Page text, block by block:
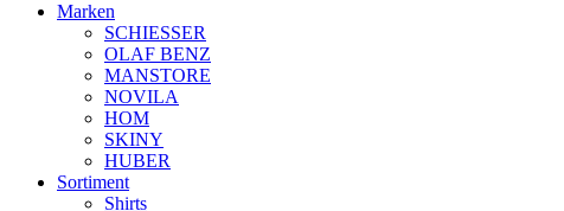
Marken
SCHIESSER
OLAF BENZ
MANSTORE
NOVILA
HOM
SKINY
HUBER
Sortiment
Shirts